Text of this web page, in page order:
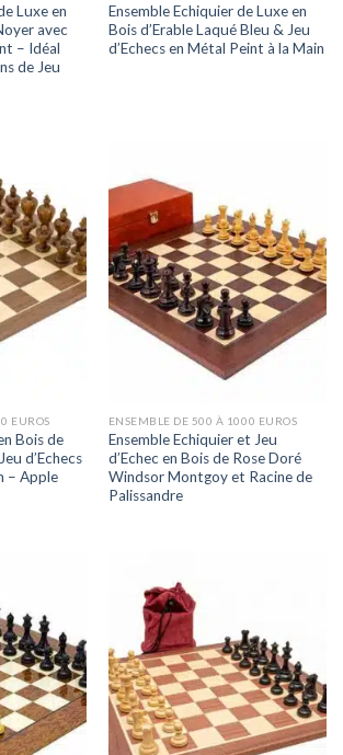
Luxe en
avec
– Idéal
de Jeu
Ensemble Echiquier de Luxe en
Bois d’Erable Laqué Bleu & Jeu
d’Echecs en Métal Peint à la Main
EUROS
Bois de
d’Echecs
– Apple
ENSEMBLE DE 500 À 1000 EUROS
Ensemble Echiquier et Jeu
d’Echec en Bois de Rose Doré
Windsor Montgoy et Racine de
Palissandre